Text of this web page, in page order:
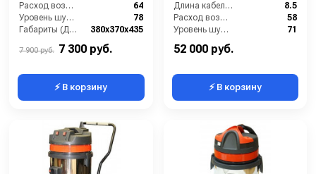
Расход воздуха (л/сек):
64
Уровень шума (дБ(А)):
78
Габариты (ДхШхВ):
380х370х435
7 900 руб. 7 300 руб.
⚡ В корзину
Длина кабеля (м):
8.5
Расход воздуха (л/сек):
58
Уровень шума (дБ):
71
Разрежение / сила всасывания (мбар):
52 000 руб.
⚡ В корзину